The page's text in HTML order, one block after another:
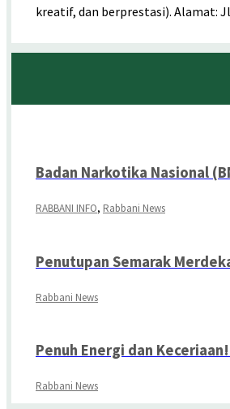
kreatif, dan berprestasi). Alamat:
Badan Narkotika Nasional
RABBANI INFO, Rabbani News
Penutupan Semarak
Rabbani News
Penuh Energi dan
Rabbani News